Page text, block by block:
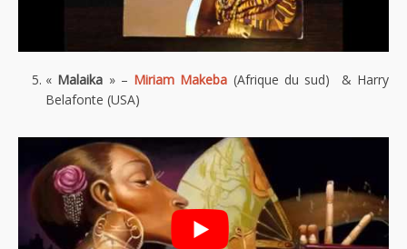
« Malaika » – Miriam Makeba (Afrique du sud) & Harry
Belafonte (USA)